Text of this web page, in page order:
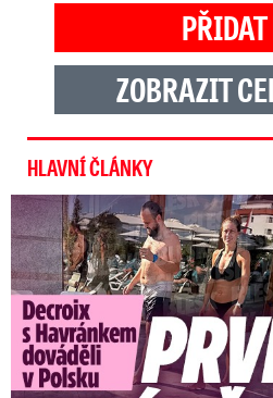
ZOBRAZIT
HLAVNÍ ČLÁNKY
Exministryně s Havránkem dováděli